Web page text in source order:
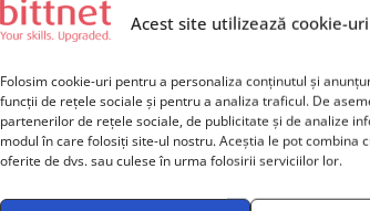
Acest site utilizează cookie-uri
Folosim cookie-uri pentru a personaliza conținutul și
funcții de rețele sociale și pentru a analiza traficul. De
partenerilor de rețele sociale, de publicitate și de analize
modul în care folosiți site-ul nostru. Aceștia le pot combina
oferite de dvs. sau culese în urma folosirii serviciilor lor.
AI, atacatorii pot realiza strategii sofisticate,
materiale video si audio false, foarte
artificiala poate fi utilizata de raufacatori